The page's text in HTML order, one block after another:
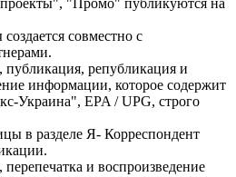
"Промо" публикуются на
совместно с
републикация и
информации, которое содержит
Украина", EPA / UPG, строго
в разделе Я- Корреспондент
и воспроизведение